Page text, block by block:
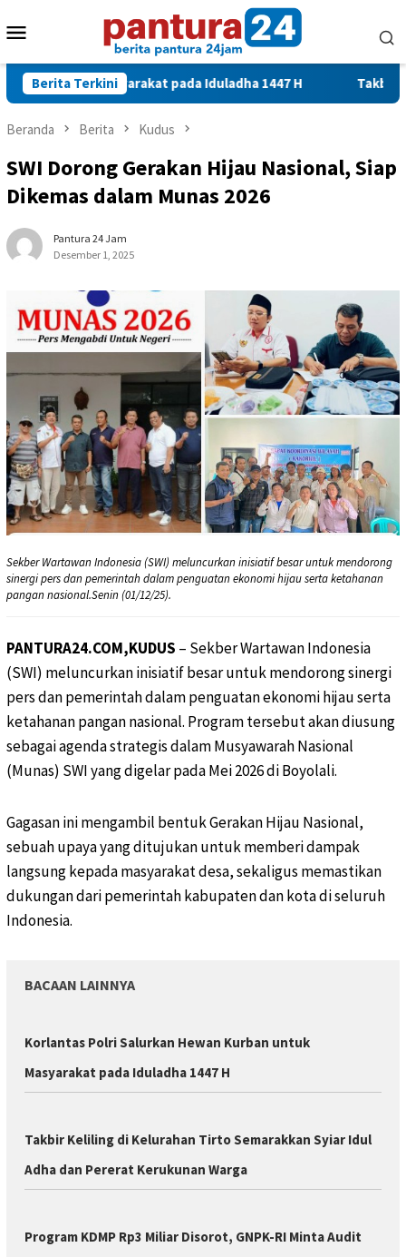
ke
Mobile
Berita Terkini
Masyarakat pada Iduladha 1447 H Takbir Keliling di
Beranda Berita Kudus
SWI Dorong Gerakan Hijau Nasional, Siap
Dikemas dalam Munas 2026
Pantura 24 Jam
Desember 1, 2025
Sekber Wartawan Indonesia (SWI) meluncurkan inisiatif besar untuk mendorong
sinergi pers dan pemerintah dalam penguatan ekonomi hijau serta ketahanan
pangan nasional.Senin (01/12/25).
PANTURA24.COM,KUDUS – Sekber Wartawan Indonesia
(SWI) meluncurkan inisiatif besar untuk mendorong sinergi
pers dan pemerintah dalam penguatan ekonomi hijau serta
ketahanan pangan nasional. Program tersebut akan diusung
sebagai agenda strategis dalam Musyawarah Nasional
(Munas) SWI yang digelar pada Mei 2026 di Boyolali.
Gagasan ini mengambil bentuk Gerakan Hijau Nasional,
sebuah upaya yang ditujukan untuk memberi dampak
langsung kepada masyarakat desa, sekaligus memastikan
dukungan dari pemerintah kabupaten dan kota di seluruh
Indonesia.
BACAAN LAINNYA
Korlantas Polri Salurkan Hewan Kurban untuk
Masyarakat pada Iduladha 1447 H
Takbir Keliling di Kelurahan Tirto Semarakkan Syiar Idul
Adha dan Pererat Kerukunan Warga
Program KDMP Rp3 Miliar Disorot, GNPK-RI Minta Audit